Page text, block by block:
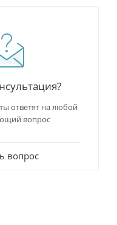
ответят на любой
вопрос
вопрос